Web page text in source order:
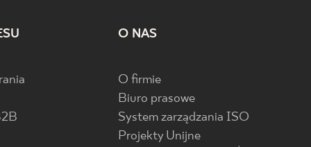
O NAS
O firmie
Biuro prasowe
System zarządzania ISO
Projekty Unijne